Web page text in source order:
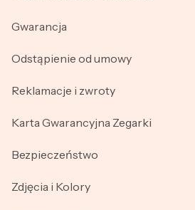
Gwarancja
Odstąpienie od umowy
Reklamacje i zwroty
Karta Gwarancyjna Zegarki
Bezpieczeństwo
Zdjęcia i Kolory